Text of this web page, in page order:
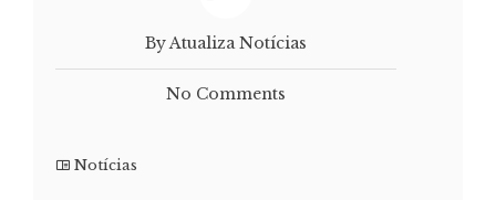
By Atualiza Notícias
No Comments
Notícias